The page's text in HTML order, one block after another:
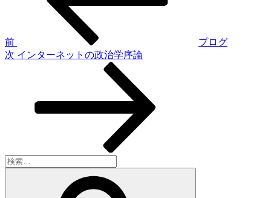
ゲ
ー
前
プログ
次
次 インターネットの政治学序論
検
索: